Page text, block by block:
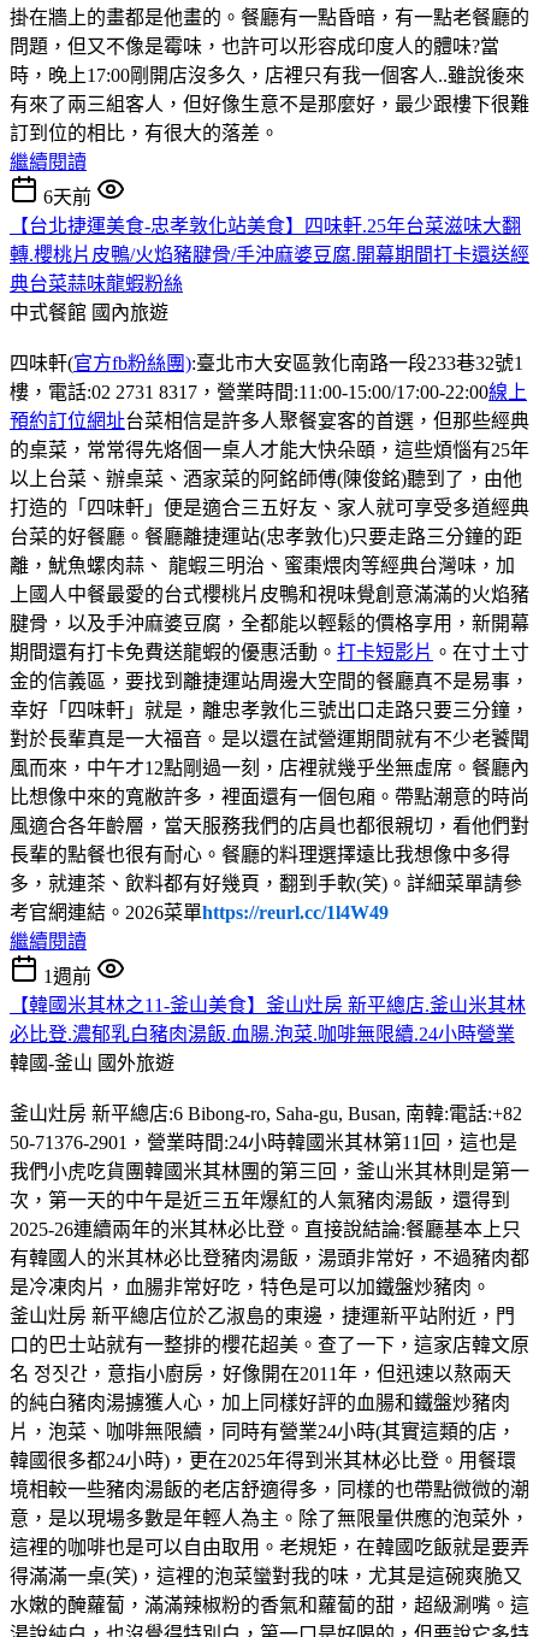
掛在牆上的畫都是他畫的。餐廳有一點昏暗，有一點老餐廳的
問題，但又不像是霉味，也許可以形容成印度人的體味?當
時，晚上17:00剛開店沒多久，店裡只有我一個客人..雖說後來
有來了兩三組客人，但好像生意不是那麼好，最少跟樓下很難
訂到位的相比，有很大的落差。
繼續閱讀
6天前
【台北捷運美食-忠孝敦化站美食】四味軒.25年台菜滋味大翻
轉.櫻桃片皮鴨/火焰豬腱骨/手沖麻婆豆腐.開幕期間打卡還送經
典台菜蒜味龍蝦粉絲
中式餐館 國內旅遊
四味軒(官方fb粉絲團):臺北市大安區敦化南路一段233巷32號1
樓，電話:02 2731 8317，營業時間:11:00-15:00/17:00-22:00線上
預約訂位網址台菜相信是許多人聚餐宴客的首選，但那些經典
的桌菜，常常得先烙個一桌人才能大快朵頤，這些煩惱有25年
以上台菜、辦桌菜、酒家菜的阿銘師傅(陳俊銘)聽到了，由他
打造的「四味軒」便是適合三五好友、家人就可享受多道經典
台菜的好餐廳。餐廳離捷運站(忠孝敦化)只要走路三分鐘的距
離，魷魚螺肉蒜、 龍蝦三明治、蜜棗煨肉等經典台灣味，加
上國人中餐最愛的台式櫻桃片皮鴨和視味覺創意滿滿的火焰豬
腱骨，以及手沖麻婆豆腐，全都能以輕鬆的價格享用，新開幕
期間還有打卡免費送龍蝦的優惠活動。 打卡短影片 。在寸土寸
金的信義區，要找到離捷運站周邊大空間的餐廳真不是易事，
幸好「四味軒」就是，離忠孝敦化三號出口走路只要三分鐘，
對於長輩真是一大福音。是以還在試營運期間就有不少老饕聞
風而來，中午才12點剛過一刻，店裡就幾乎坐無虛席。餐廳內
比想像中來的寬敝許多，裡面還有一個包廂。帶點潮意的時尚
風適合各年齡層，當天服務我們的店員也都很親切，看他們對
長輩的點餐也很有耐心。餐廳的料理選擇遠比我想像中多得
多，就連茶、飲料都有好幾頁，翻到手軟(笑)。詳細菜單請參
考官網連結。2026菜單https://reurl.cc/1l4W49
繼續閱讀
1週前
【韓國米其林之11-釜山美食】釜山灶房 新平總店.釜山米其林
必比登.濃郁乳白豬肉湯飯.血腸.泡菜.咖啡無限續.24小時營業
韓國-釜山 國外旅遊
釜山灶房 新平總店:6 Bibong-ro, Saha-gu, Busan, 南韓:電話:+82
50-71376-2901，營業時間:24小時韓國米其林第11回，這也是
我們小虎吃貨團韓國米其林團的第三回，釜山米其林則是第一
次，第一天的中午是近三五年爆紅的人氣豬肉湯飯，還得到
2025-26連續兩年的米其林必比登。直接說結論:餐廳基本上只
有韓國人的米其林必比登豬肉湯飯，湯頭非常好，不過豬肉都
是冷凍肉片，血腸非常好吃，特色是可以加鐵盤炒豬肉。
釜山灶房 新平總店位於乙淑島的東邊，捷運新平站附近，門
口的巴士站就有一整排的櫻花超美。查了一下，這家店韓文原
名 정짓간，意指小廚房，好像開在2011年，但迅速以熬兩天
的純白豬肉湯擄獲人心，加上同樣好評的血腸和鐵盤炒豬肉
片，泡菜、咖啡無限續，同時有營業24小時(其實這類的店，
韓國很多都24小時)，更在2025年得到米其林必比登。用餐環
境相較一些豬肉湯飯的老店舒適得多，同樣的也帶點微微的潮
意，是以現場多數是年輕人為主。除了無限量供應的泡菜外，
這裡的咖啡也是可以自由取用。老規矩，在韓國吃飯就是要弄
得滿滿一桌(笑)，這裡的泡菜蠻對我的味，尤其是這碗爽脆又
水嫩的醃蘿蔔，滿滿辣椒粉的香氣和蘿蔔的甜，超級涮嘴。這